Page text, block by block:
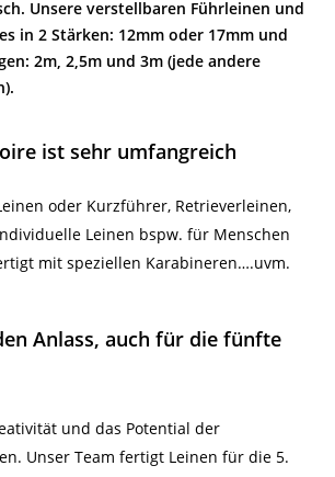
Unsere verstellbaren Führleinen und
in 2 Stärken: 12mm oder 17mm und
2m, 2,5m und 3m (jede andere
ist sehr umfangreich
oder Kurzführer, Retrieverleinen,
Leinen bspw. für Menschen
mit speziellen Karabineren….uvm.
Anlass, auch für die fünfte
und das Potential der
Unser Team fertigt Leinen für die 5.